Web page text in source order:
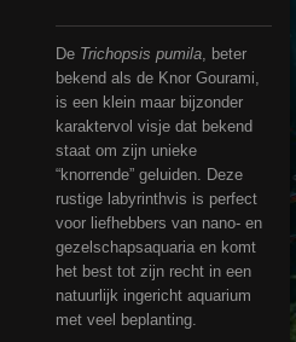
De Trichopsis pumila, beter
bekend als de Knor Gourami,
is een klein maar bijzonder
karaktervol visje dat bekend
staat om zijn unieke
“knorrende” geluiden. Deze
rustige labyrinthvis is perfect
voor liefhebbers van nano- en
gezelschapsaquaria en komt
het best tot zijn recht in een
natuurlijk ingericht aquarium
met veel beplanting.